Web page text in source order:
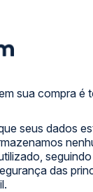
sua compra é
seus dados
das